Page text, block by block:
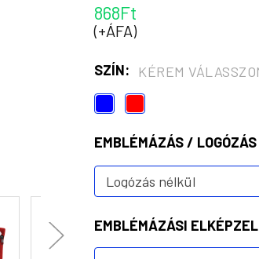
868Ft
(+ÁFA)
SZÍN: KÉREM
EMBLÉMÁZÁS /
EMBLÉMÁZÁSI